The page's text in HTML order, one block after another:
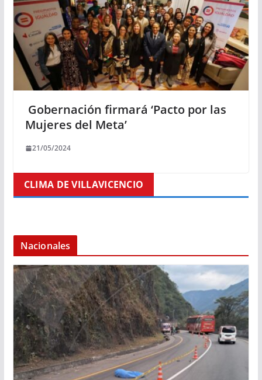
Gobernación firmará ‘Pacto por las
Mujeres del Meta’
21/05/2024
CLIMA DE VILLAVICENCIO
Nacionales